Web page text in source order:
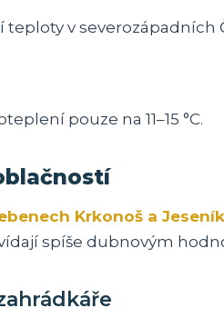
v severozápadních
pouze na 11–15 °C.
Krkonoš a
spíše dubnovým